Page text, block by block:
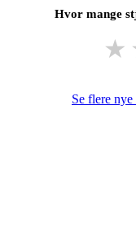
Hvor mange
★
Se flere